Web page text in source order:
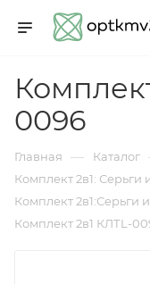
0096
Главная — Каталог
Комплект 2в1: Серьги
Комплект 2в1:Серьги
Комплект 2в1 КЛТL-